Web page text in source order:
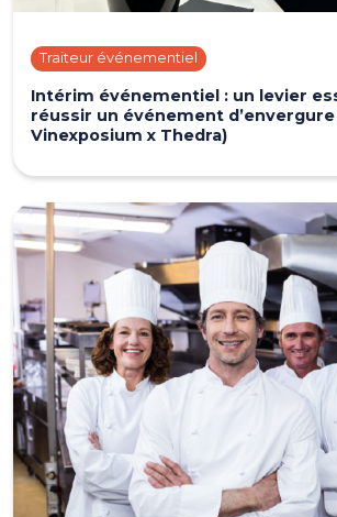
Traiteur événementiel
Intérim événementiel : un levier
réussir un événement
Vinexposium x Thedra)